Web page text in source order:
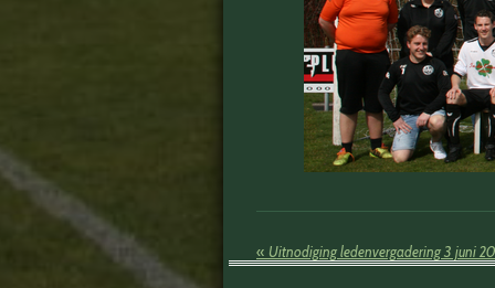
« Uitnodiging ledenvergadering 3 juni